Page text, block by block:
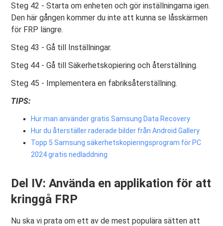
Steg 42 - Starta om enheten och gör inställningarna igen.
Den här gången kommer du inte att kunna se låsskärmen
för FRP längre.
Steg 43 - Gå till Inställningar.
Steg 44 - Gå till Säkerhetskopiering och återställning.
Steg 45 - Implementera en fabriksåterställning.
TIPS:
Hur man använder gratis Samsung Data Recovery
Hur du återställer raderade bilder från Android Gallery
Topp 5 Samsung säkerhetskopieringsprogram för PC
2024 gratis nedladdning
Del IV: Använda en applikation för att
kringgå FRP
Nu ska vi prata om ett av de mest populära sätten att